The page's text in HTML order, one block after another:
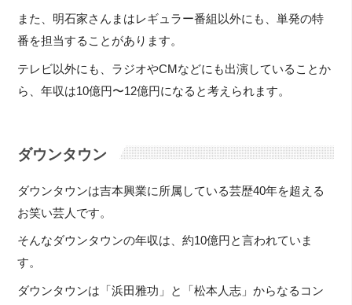
また、明石家さんまはレギュラー番組以外にも、単発の特
番を担当することがあります。
テレビ以外にも、ラジオやCMなどにも出演していることか
ら、年収は10億円〜12億円になると考えられます。
ダウンタウン
ダウンタウンは吉本興業に所属している芸歴40年を超える
お笑い芸人です。
そんなダウンタウンの年収は、約10億円と言われていま
す。
ダウンタウンは「浜田雅功」と「松本人志」からなるコン